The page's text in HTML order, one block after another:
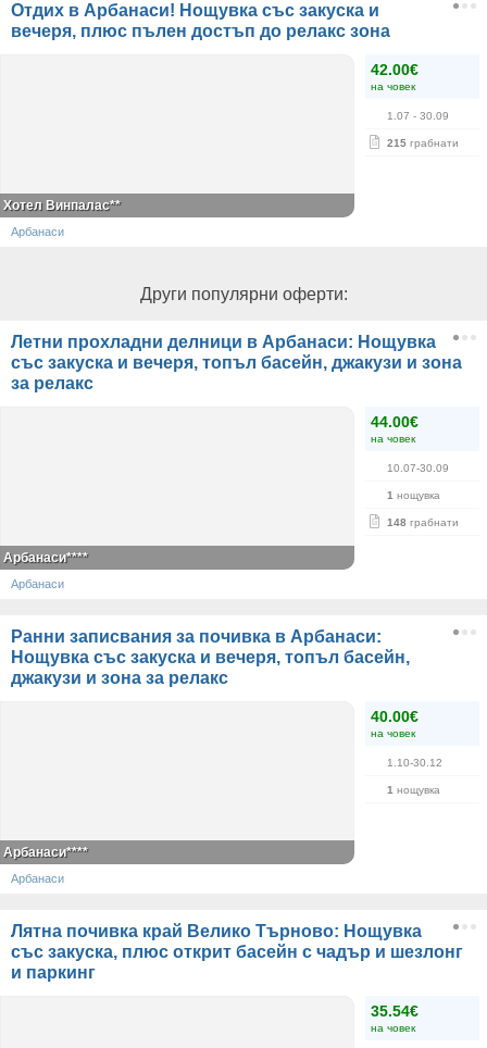
Отдих в Арбанаси! Нощувка със закуска и
вечеря, плюс пълен достъп до релакс зона
42.00€
на човек
1.07 - 30.09
215 грабнати
Хотел Винпалас**
Арбанаси
Други популярни оферти:
Летни прохладни делници в Арбанаси: Нощувка
със закуска и вечеря, топъл басейн, джакузи и зона
за релакс
44.00€
на човек
10.07-30.09
1 нощувка
148 грабнати
Арбанаси****
Арбанаси
Ранни записвания за почивка в Арбанаси:
Нощувка със закуска и вечеря, топъл басейн,
джакузи и зона за релакс
40.00€
на човек
1.10-30.12
1 нощувка
Арбанаси****
Арбанаси
Лятна почивка край Велико Търново: Нощувка
със закуска, плюс открит басейн с чадър и шезлонг
и паркинг
35.54€
на човек